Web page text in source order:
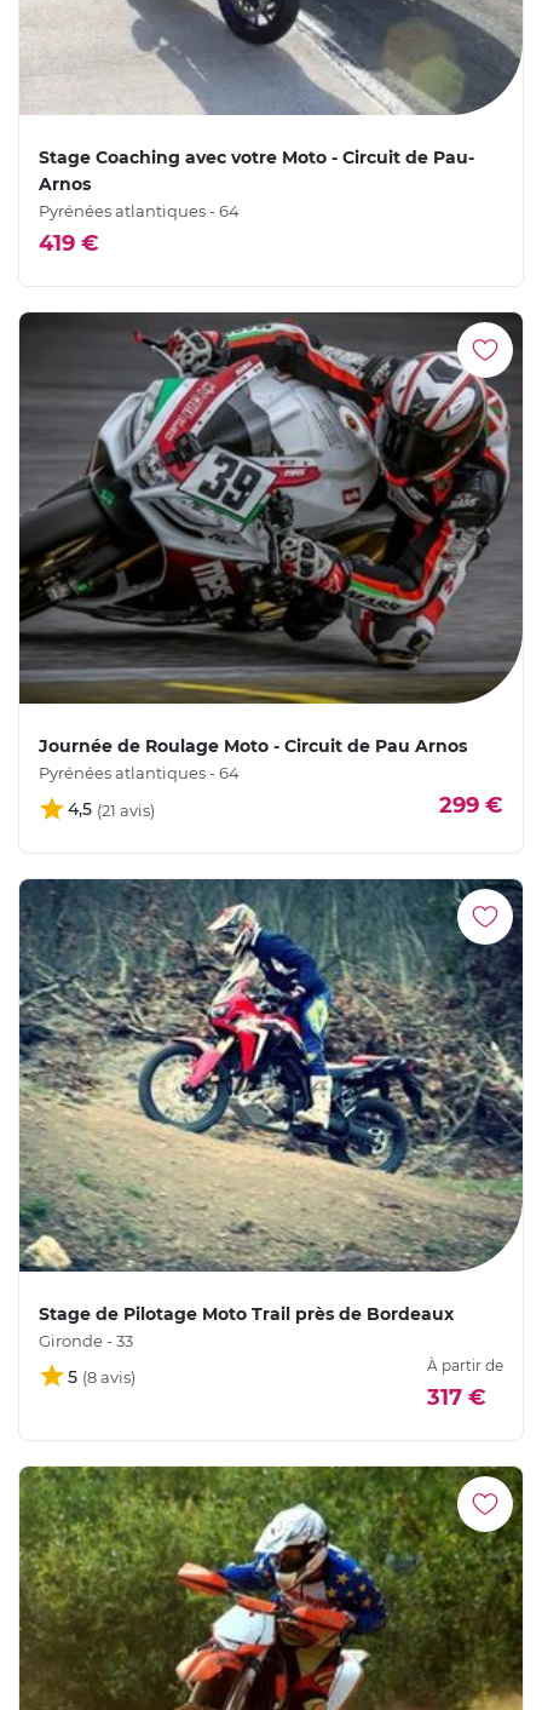
Stage Coaching avec votre Moto - Circuit de Pau-
Arnos
Pyrénées atlantiques - 64
419 €
Journée de Roulage Moto - Circuit de Pau Arnos
Pyrénées atlantiques - 64
4,5 299 €
Stage de Pilotage Moto Trail près de Bordeaux
Gironde - 33
5
À partir de
317 €